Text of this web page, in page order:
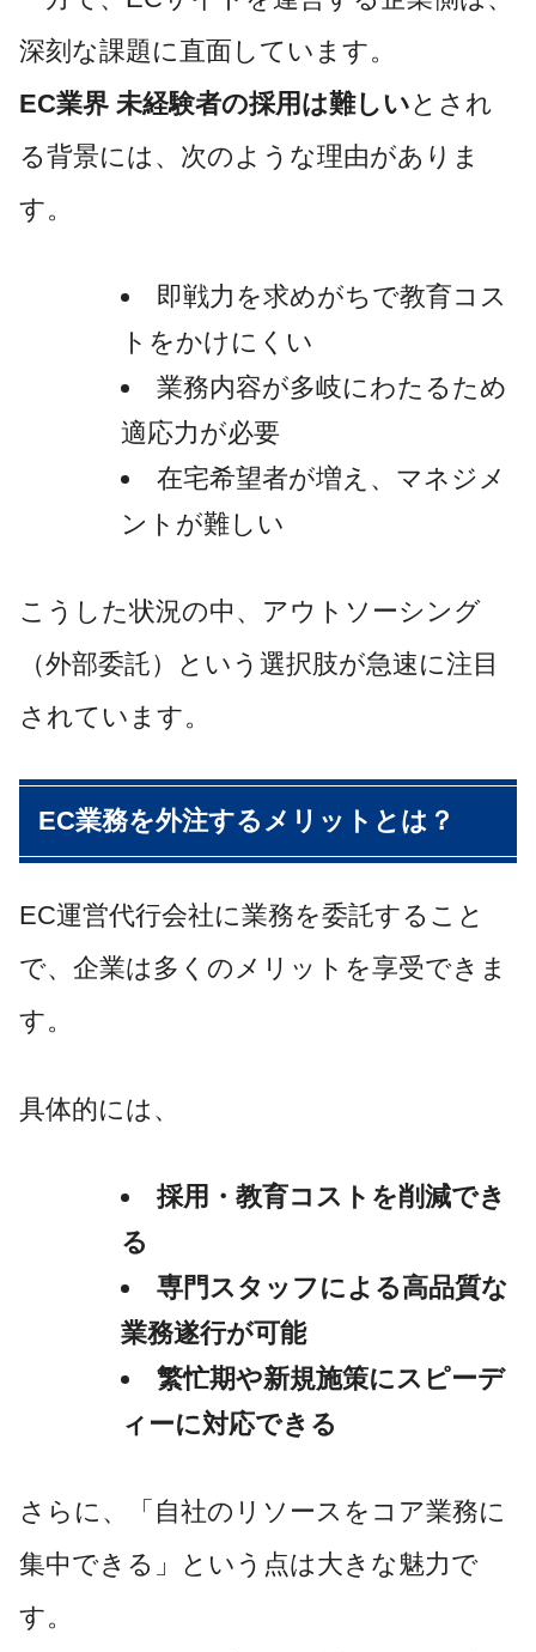
深刻な課題に直面しています。
EC業界 未経験者の採用は難しいとされ
る背景には、次のような理由がありま
す。
即戦力を求めがちで教育コス
トをかけにくい
業務内容が多岐にわたるため
適応力が必要
在宅希望者が増え、マネジメ
ントが難しい
こうした状況の中、アウトソーシング
（外部委託）という選択肢が急速に注目
されています。
EC業務を外注するメリットとは？
EC運営代行会社に業務を委託すること
で、企業は多くのメリットを享受できま
す。
具体的には、
採用・教育コストを削減でき
る
専門スタッフによる高品質な
業務遂行が可能
繁忙期や新規施策にスピーデ
ィーに対応できる
さらに、「自社のリソースをコア業務に
集中できる」という点は大きな魅力で
す。